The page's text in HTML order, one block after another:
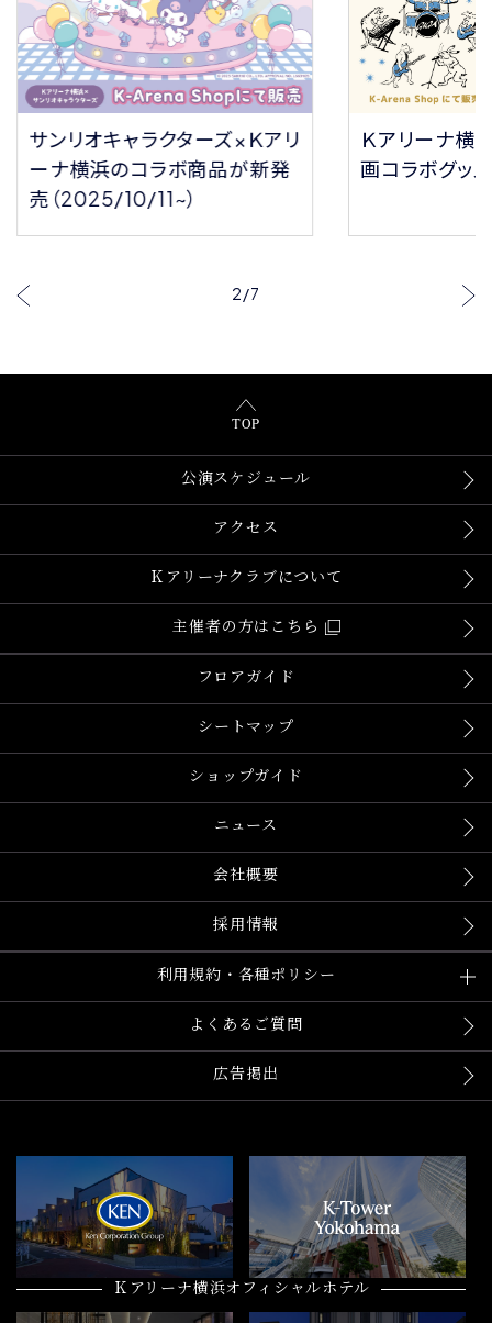
サンリオキャラクターズ×Ｋアリ
ーナ横浜のコラボ商品が新発
売（2025/10/11~）
Ｋアリーナ横
画コラボグッ
2/7
TOP
公演スケジュール
アクセス
Ｋアリーナクラブについて
主催者の方はこちら
フロアガイド
シートマップ
ショップガイド
ニュース
会社概要
採用情報
利用規約・各種ポリシー
よくあるご質問
広告掲出
Ｋアリーナ横浜オフィシャルホテル